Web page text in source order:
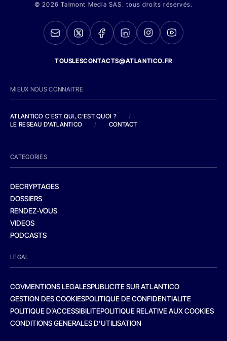
© 2026 Talmont Media SAS. tous droits réservés.
TOUSLESCONTACTS@ATLANTICO.FR
MIEUX NOUS CONNAITRE
ATLANTICO C'EST QUI, C'EST QUOI ?
/
LE RESEAU D'ATLANTICO
/ CONTACT
CATEGORIES
DECRYPTAGES
DOSSIERS
RENDEZ-VOUS
VIDEOS
PODCASTS
LEGAL
CGVMENTIONS LEGALESPUBLICITE SUR ATLANTICO
GESTION DES COOKIESPOLITIQUE DE CONFIDENTIALITE
POLITIQUE D’ACCESSIBILITEPOLITIQUE RELATIVE AUX COOKIES
CONDITIONS GENERALES D’UTILISATION